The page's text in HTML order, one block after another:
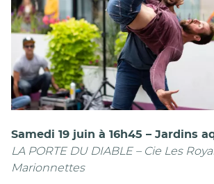
Samedi 19 juin à 16h45 – Jardins
LA PORTE DU DIABLE – Cie Les
Marionnettes